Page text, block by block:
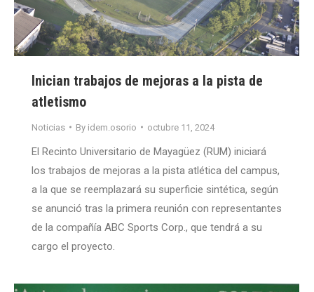
Inician trabajos de mejoras a la pista de
atletismo
Noticias By idem.osorio octubre 11, 2024
El Recinto Universitario de Mayagüez (RUM) iniciará
los trabajos de mejoras a la pista atlética del campus,
a la que se reemplazará su superficie sintética, según
se anunció tras la primera reunión con representantes
de la compañía ABC Sports Corp., que tendrá a su
cargo el proyecto.